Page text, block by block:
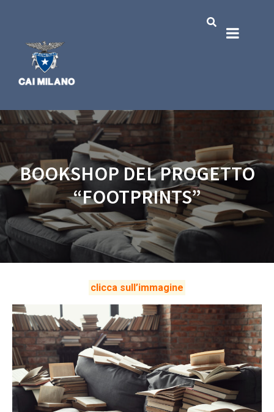
BOOKSHOP DEL PROGETTO
“FOOTPRINTS”
clicca sull’immagine